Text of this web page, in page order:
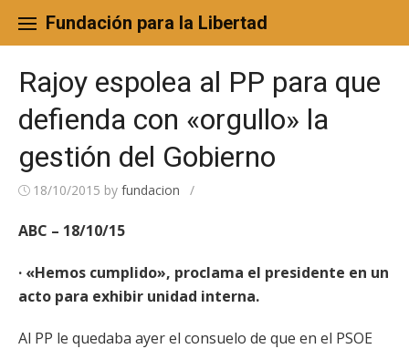
content
Fundación para la Libertad
Rajoy espolea al PP para que
defienda con «orgullo» la
gestión del Gobierno
18/10/2015 by fundacion /
ABC – 18/10/15
· «Hemos cumplido», proclama el presidente en un
acto para exhibir unidad interna.
Al PP le quedaba ayer el consuelo de que en el PSOE